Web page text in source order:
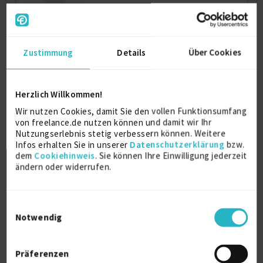
Zustimmung Details Über Cookies
Herzlich Willkommen!
Wir nutzen Cookies, damit Sie den vollen Funktionsumfang
von freelance.de nutzen können und damit wir Ihr
Nutzungserlebnis stetig verbessern können. Weitere
Infos erhalten Sie in unserer Datenschutzerklärung bzw.
dem Cookiehinweis. Sie können Ihre Einwilligung jederzeit
ändern oder widerrufen.
Notwendig
Präferenzen
Senior DevOps Engineer & Cloud Architect
Postgresql 14 J.
Kubernetes
8 J. Microsoft Azure
7 J.
Docker
7 J.
Verfügbarkeit einsehen
0
Referenzen